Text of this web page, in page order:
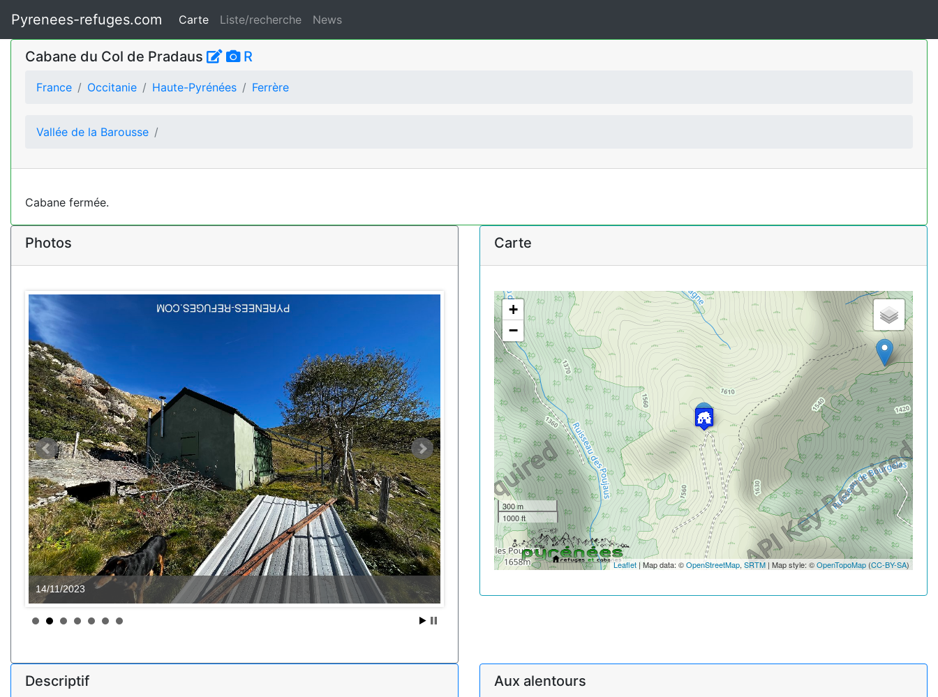
Pyrenees-refuges.com Carte Liste/recherche News
Cabane du Col de Pradaus R
France Occitanie Haute-Pyrénées Ferrère
Vallée de la Barousse
Cabane fermée.
Photos
14/11/2023
Carte
+
−
300 m
1000 ft
Leaflet | Map data: ©OpenStreetMap, SRTM | Map style: ©OpenTopoMap (CC-BY-SA)
Descriptif Aux alentours